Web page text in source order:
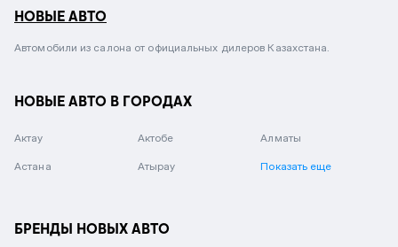
НОВЫЕ АВТО
Автомобили из салона от официальных дилеров Казахстана.
НОВЫЕ АВТО В ГОРОДАХ
Актау Актобе Алматы
Астана Атырау Показать еще
БРЕНДЫ НОВЫХ АВТО